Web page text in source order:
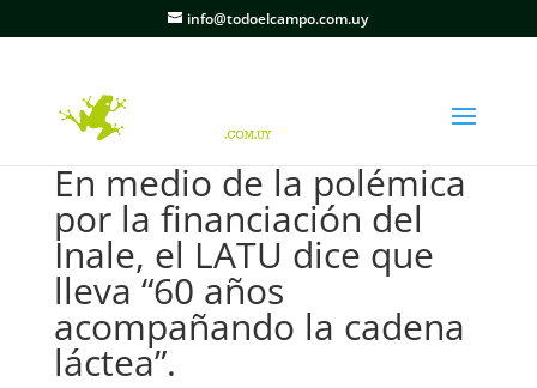
info@todoelcampo.com.uy
En medio de la polémica
por la financiación del
Inale, el LATU dice que
lleva “60 años
acompañando la cadena
láctea”.